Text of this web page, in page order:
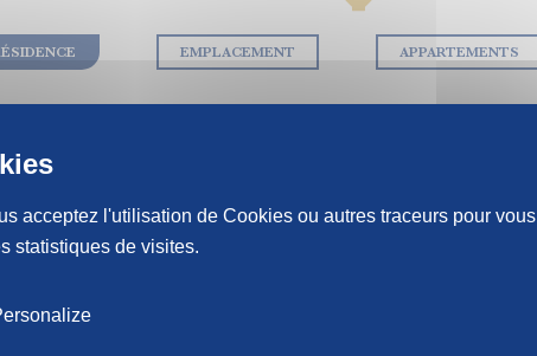
EMPLACEMENT APPARTEMENTS
en pierre de taille massive
acceptez l'utilisation de Cookies ou autres traceurs pour vous
statistiques de visites.